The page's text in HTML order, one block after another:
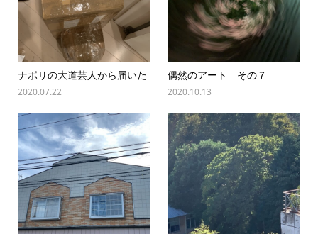
ナポリの大道芸人から届いた
2020.07.22
偶然のアート その７
2020.10.13